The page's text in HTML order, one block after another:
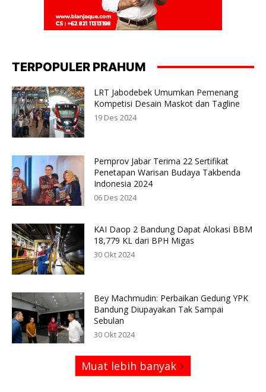
TERPOPULER PRAHUM
LRT Jabodebek Umumkan Pemenang
Kompetisi Desain Maskot dan Tagline
19 Des 2024
Pemprov Jabar Terima 22 Sertifikat
Penetapan Warisan Budaya Takbenda
Indonesia 2024
06 Des 2024
KAI Daop 2 Bandung Dapat Alokasi BBM
18,779 KL dari BPH Migas
30 Okt 2024
Bey Machmudin: Perbaikan Gedung YPK
Bandung Diupayakan Tak Sampai
Sebulan
30 Okt 2024
Muat lebih banyak